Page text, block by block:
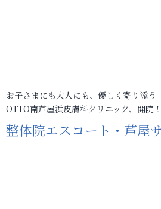
お子さまにも大人にも、優しく寄り添う
OTTO南芦屋浜皮膚科クリニック、開院！
整体院エスコート・芦屋